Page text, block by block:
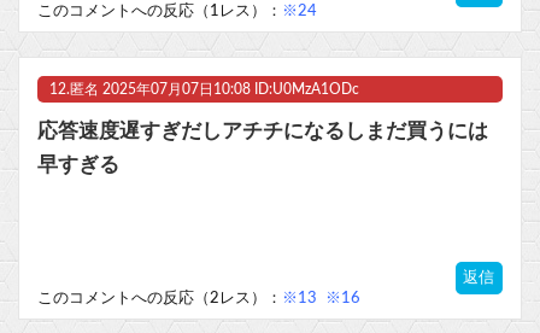
このコメントへの反応（1レス）： ※24
12. 匿名 2025年07月07日10:08 ID:U0MzA1ODc
応答速度遅すぎだしアチチになるしまだ買うには
早すぎる
返信
このコメントへの反応（2レス）： ※13 ※16